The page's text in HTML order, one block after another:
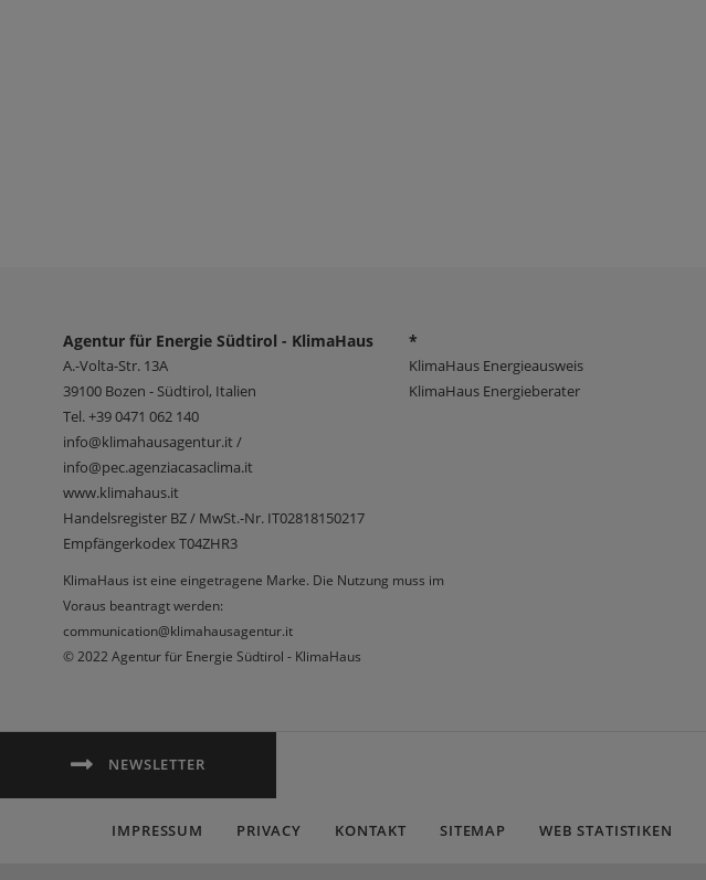
Agentur für Energie Südtirol - KlimaHaus
A.-Volta-Str. 13A
39100 Bozen - Südtirol, Italien
Tel.+39 0471 062 140
info@klimahausagentur.it /
info@pec.agenziacasaclima.it
www.klimahaus.it
Handelsregister BZ / MwSt.-Nr. IT02818150217
Empfängerkodex T04ZHR3
*
KlimaHaus Energieausweis
KlimaHaus Energieberater
KlimaHaus ist eine eingetragene Marke. Die Nutzung muss im
Voraus beantragt werden:
communication@klimahausagentur.it
© 2022 Agentur für Energie Südtirol - KlimaHaus
NEWSLETTER
IMPRESSUM PRIVACY KONTAKT SITEMAP WEB STATISTIKEN